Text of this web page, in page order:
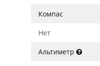
Компас
Нет
Альтиметр